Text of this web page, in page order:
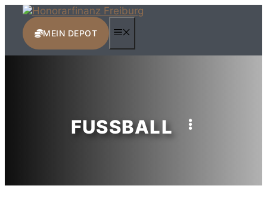
Zum
Inhalt
springenMEIN DEPOT
FUSSBALL